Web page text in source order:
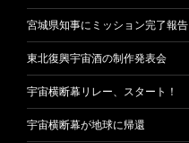
宮城県知事にミッション完了報告
東北復興宇宙酒の制作発表会
宇宙横断幕リレー、スタート！
宇宙横断幕が地球に帰還